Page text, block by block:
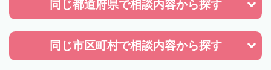
同じ都道府県で相談内容から探す
同じ市区町村で相談内容から探す